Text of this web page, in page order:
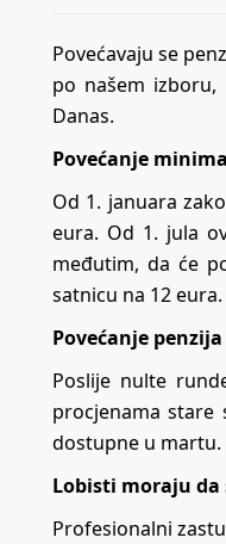
Povećavaju se
po našem
Danas.
Povećanje
Od 1. januara
eura. Od 1. jula
međutim, da će
satnicu na 12
Povećanje penzija
Poslije nulte
procjenama stare
dostupne u martu.
Lobisti moraju
Profesionalni